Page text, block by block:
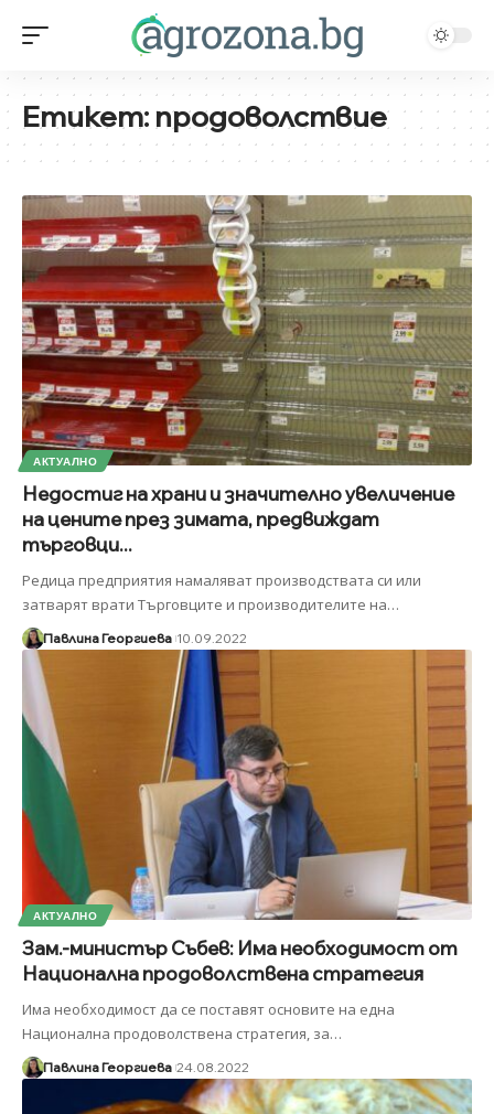
Етикет:продоволствие
АКТУАЛНО
Недостиг на храни и значително увеличение
на цените през зимата, предвиждат
търговци...
Редица предприятия намаляват производствата си или
затварят врати Търговците и производителите на…
Павлина Георгиева 10.09.2022
АКТУАЛНО
Зам.-министър Събев: Има необходимост от
Национална продоволствена стратегия
Има необходимост да се поставят основите на една
Национална продоволствена стратегия, за…
Павлина Георгиева 24.08.2022